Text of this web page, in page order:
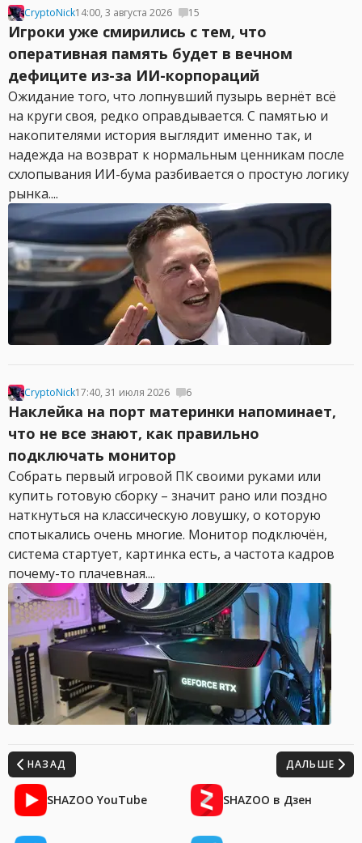
CryptoNick14:00, 3 августа 2026 15
Игроки уже смирились с тем, что
оперативная память будет в вечном
дефиците из-за ИИ-корпораций
Ожидание того, что лопнувший пузырь вернёт всё
на круги своя, редко оправдывается. С памятью и
накопителями история выглядит именно так, и
надежда на возврат к нормальным ценникам после
схлопывания ИИ-бума разбивается о простую логику
рынка....
CryptoNick17:40, 31 июля 2026 6
Наклейка на порт материнки напоминает,
что не все знают, как правильно
подключать монитор
Собрать первый игровой ПК своими руками или
купить готовую сборку – значит рано или поздно
наткнуться на классическую ловушку, о которую
спотыкались очень многие. Монитор подключён,
система стартует, картинка есть, а частота кадров
почему-то плачевная....
НАЗАД ДАЛЬШЕ
SHAZOO YouTube SHAZOO в Дзен